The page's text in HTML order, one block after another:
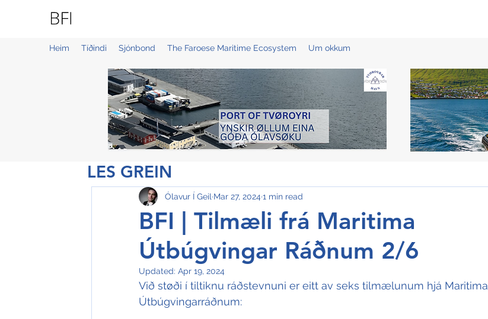
Heim Tíðindi Sjónbond The Faroese Maritime Ecosystem Um okkum
BFI | Tilmæli frá Maritima
Útbúgvingar Ráðnum 2/6
Ólavur Í Geil Mar 27, 2024 1 min read
Updated: Apr 19, 2024
Við støði í tiltiknu ráðstevnuni er eitt av seks tilmælunum hjá Maritima
Útbúgvingarráðnum:
LES GREIN